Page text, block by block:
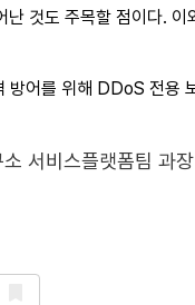
난 것도 주목할 점이다.
어를 위해 DDoS 전용
서비스플랫폼팀 과